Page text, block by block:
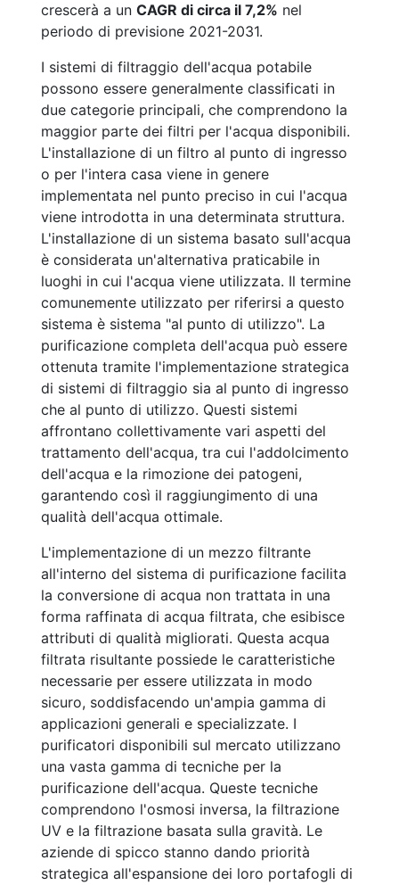
crescerà a un CAGR di circa il 7,2% nel
periodo di previsione 2021-2031.
I sistemi di filtraggio dell'acqua potabile
possono essere generalmente classificati in
due categorie principali, che comprendono la
maggior parte dei filtri per l'acqua disponibili.
L'installazione di un filtro al punto di ingresso
o per l'intera casa viene in genere
implementata nel punto preciso in cui l'acqua
viene introdotta in una determinata struttura.
L'installazione di un sistema basato sull'acqua
è considerata un'alternativa praticabile in
luoghi in cui l'acqua viene utilizzata. Il termine
comunemente utilizzato per riferirsi a questo
sistema è sistema "al punto di utilizzo". La
purificazione completa dell'acqua può essere
ottenuta tramite l'implementazione strategica
di sistemi di filtraggio sia al punto di ingresso
che al punto di utilizzo. Questi sistemi
affrontano collettivamente vari aspetti del
trattamento dell'acqua, tra cui l'addolcimento
dell'acqua e la rimozione dei patogeni,
garantendo così il raggiungimento di una
qualità dell'acqua ottimale.
L'implementazione di un mezzo filtrante
all'interno del sistema di purificazione facilita
la conversione di acqua non trattata in una
forma raffinata di acqua filtrata, che esibisce
attributi di qualità migliorati. Questa acqua
filtrata risultante possiede le caratteristiche
necessarie per essere utilizzata in modo
sicuro, soddisfacendo un'ampia gamma di
applicazioni generali e specializzate. I
purificatori disponibili sul mercato utilizzano
una vasta gamma di tecniche per la
purificazione dell'acqua. Queste tecniche
comprendono l'osmosi inversa, la filtrazione
UV e la filtrazione basata sulla gravità. Le
aziende di spicco stanno dando priorità
strategica all'espansione dei loro portafogli di